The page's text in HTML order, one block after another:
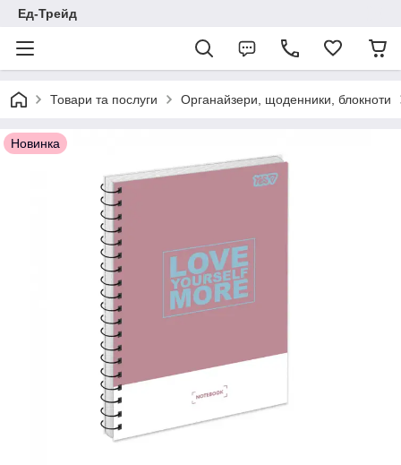
Ед-Трейд
Товари та послуги Органайзери, щоденники, блокноти
Новинка